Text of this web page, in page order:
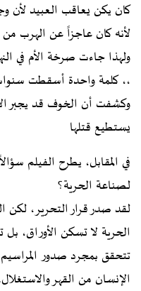
كان يكن يعاقب العبيد لأن
لأنه كان عاجزاً عن الهرب
ولهذا جاءت صرخة الأم في
،، كلمة واحدة أسقطت
وكشفت أن الخوف قد يجبر
يستطيع قتلها
في المقابل، يطرح الفيلم
لصناعة الحرية؟
لقد صدر قرار التحرير، لكن
الحرية لا تسكن الأوراق،
تتحقق بمجرد صدور
الإنسان من القهر والاستغلال.